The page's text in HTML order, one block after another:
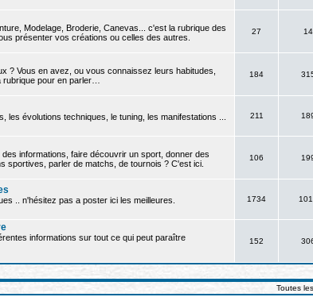
Modelage, Broderie, Canevas... c'est la rubrique des
présenter vos créations ou celles des autres.
27
? Vous en avez, ou vous connaissez leurs habitudes,
pour en parler…
184
les évolutions techniques, le tuning, les manifestations ... 211
informations, faire découvrir un sport, donner des
sportives, parler de matchs, de tournois ? C'est ici.
106
.. n'hésitez pas a poster ici les meilleures. 1734
informations sur tout ce qui peut paraître
152
Toutes